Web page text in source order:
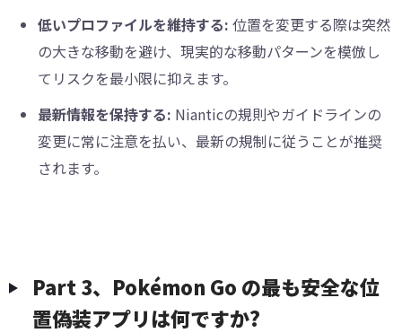
低いプロファイルを維持する: 位置を変更する際は突然
の大きな移動を避け、現実的な移動パターンを模倣し
てリスクを最小限に抑えます。
最新情報を保持する: Nianticの規則やガイドラインの
変更に常に注意を払い、最新の規制に従うことが推奨
されます。
Part 3、Pokémon Go の最も安全な位
置偽装アプリは何ですか?